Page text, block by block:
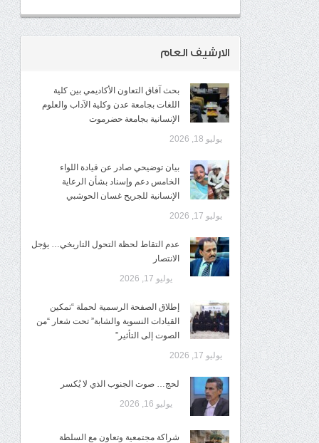
الارشيف العام
بحث آفاق التعاون الأكاديمي بين كلية
اللغات بجامعة عدن وكلية الآداب والعلوم
الإنسانية بجامعة حضرموت
يوليو 18, 2026
​بيان توضيحي صادر عن قيادة اللواء
الخامس دعم وإسناد بشأن الرعاية
الإنسانية للجريح غسان الحوشبي
يوليو 17, 2026
عدم التقاط لحظة التحول التاريخي… يؤجل
الانتصار
يوليو 17, 2026
إطلاق الصفحة الرسمية لحملة “تمكين
القيادات النسوية والشابة” تحت شعار “من
الصوت إلى التأثير”
يوليو 17, 2026
لحج… صوت الجنوب الذي لا يُكسر
يوليو 16, 2026
شراكة مجتمعية وتعاون مع السلطة